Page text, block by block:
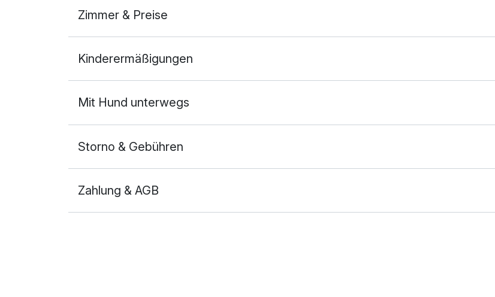
Zimmer & Preise
2 Erwachsene und 1 Kind
Kinderermäßigungen
Mit Hund unterwegs
Storno & Gebühren
Zahlung & AGB